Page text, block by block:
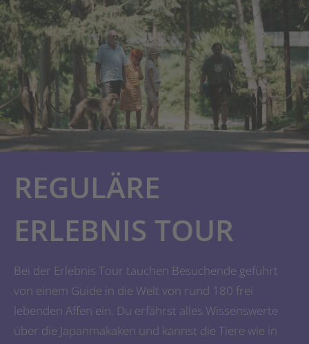
REGULÄRE
ERLEBNIS TOUR
Bei der Erlebnis Tour tauchen Besuchende geführt
von einem Guide in die Welt von rund 180 frei
lebenden Affen ein. Du erfährst alles Wissenswerte
über die Japanmakaken und kannst die Tiere wie in